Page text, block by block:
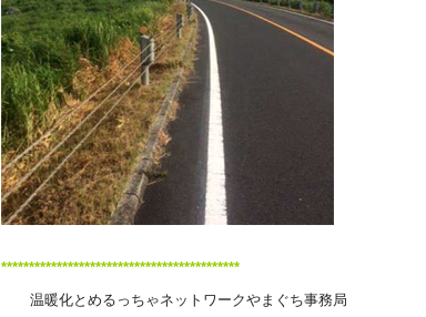
*******************************************
温暖化とめるっちゃネットワークやまぐち事務局